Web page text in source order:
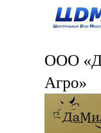
ООО
Агро»